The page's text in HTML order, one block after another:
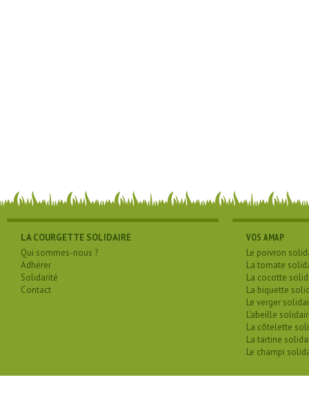
LA COURGETTE SOLIDAIRE
Qui sommes-nous ?
Adhérer
Solidarité
Contact
VOS AMAP
Le poivron
La tomate
La cocotte
La biquette
Le verger
L'abeille
La côtelette
La tartine
Le champi